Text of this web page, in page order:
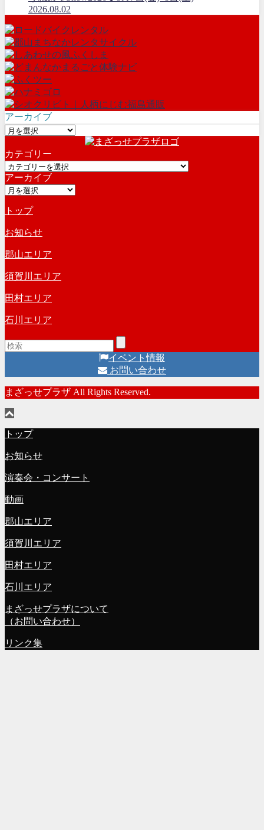
2026.08.02
アーカイブ
ア
カ
イ
ブ
カテゴリー
カ
テ
ゴ
ー
アーカイブ
ア
カ
イ
ブ
トップ
お知らせ
郡山エリア
須賀川エリア
田村エリア
石川エリア
イベント情報
お問い合わせ
まざっせプラザ All Rights Reserved.
トップ
お知らせ
演奏会・コンサート
動画
郡山エリア
須賀川エリア
田村エリア
石川エリア
まざっせプラザについて
（お問い合わせ）
リンク集